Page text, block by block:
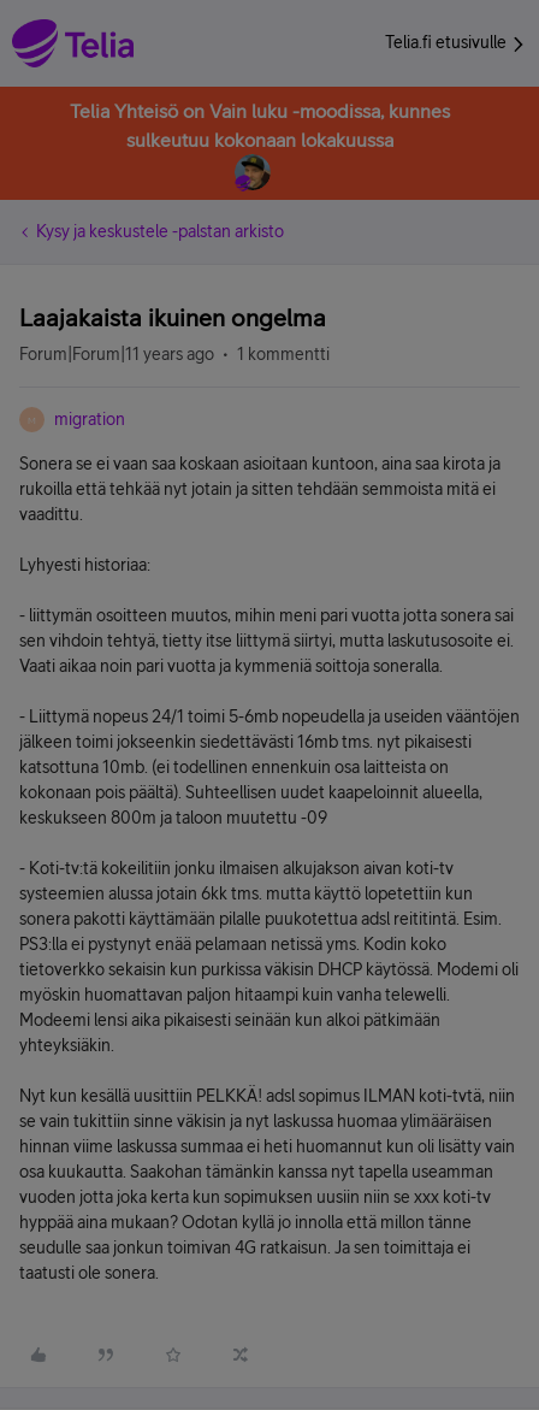
Telia.fi etusivulle
Telia Yhteisö on Vain luku -moodissa, kunnes
sulkeutuu kokonaan lokakuussa
Kysy ja keskustele -palstan arkisto
Laajakaista ikuinen ongelma
Forum|Forum|11 years ago 1 kommentti
M migration
Sonera se ei vaan saa koskaan asioitaan kuntoon, aina saa kirota ja
rukoilla että tehkää nyt jotain ja sitten tehdään semmoista mitä ei
vaadittu.
Lyhyesti historiaa:
- liittymän osoitteen muutos, mihin meni pari vuotta jotta sonera sai
sen vihdoin tehtyä, tietty itse liittymä siirtyi, mutta laskutusosoite ei.
Vaati aikaa noin pari vuotta ja kymmeniä soittoja soneralla.
- Liittymä nopeus 24/1 toimi 5-6mb nopeudella ja useiden vääntöjen
jälkeen toimi jokseenkin siedettävästi 16mb tms. nyt pikaisesti
katsottuna 10mb. (ei todellinen ennenkuin osa laitteista on
kokonaan pois päältä). Suhteellisen uudet kaapeloinnit alueella,
keskukseen 800m ja taloon muutettu -09
- Koti-tv:tä kokeilitiin jonku ilmaisen alkujakson aivan koti-tv
systeemien alussa jotain 6kk tms. mutta käyttö lopetettiin kun
sonera pakotti käyttämään pilalle puukotettua adsl reititintä. Esim.
PS3:lla ei pystynyt enää pelamaan netissä yms. Kodin koko
tietoverkko sekaisin kun purkissa väkisin DHCP käytössä. Modemi oli
myöskin huomattavan paljon hitaampi kuin vanha telewelli.
Modeemi lensi aika pikaisesti seinään kun alkoi pätkimään
yhteyksiäkin.
Nyt kun kesällä uusittiin PELKKÄ! adsl sopimus ILMAN koti-tvtä, niin
se vain tukittiin sinne väkisin ja nyt laskussa huomaa ylimääräisen
hinnan viime laskussa summaa ei heti huomannut kun oli lisätty vain
osa kuukautta. Saakohan tämänkin kanssa nyt tapella useamman
vuoden jotta joka kerta kun sopimuksen uusiin niin se xxx koti-tv
hyppää aina mukaan? Odotan kyllä jo innolla että millon tänne
seudulle saa jonkun toimivan 4G ratkaisun. Ja sen toimittaja ei
taatusti ole sonera.